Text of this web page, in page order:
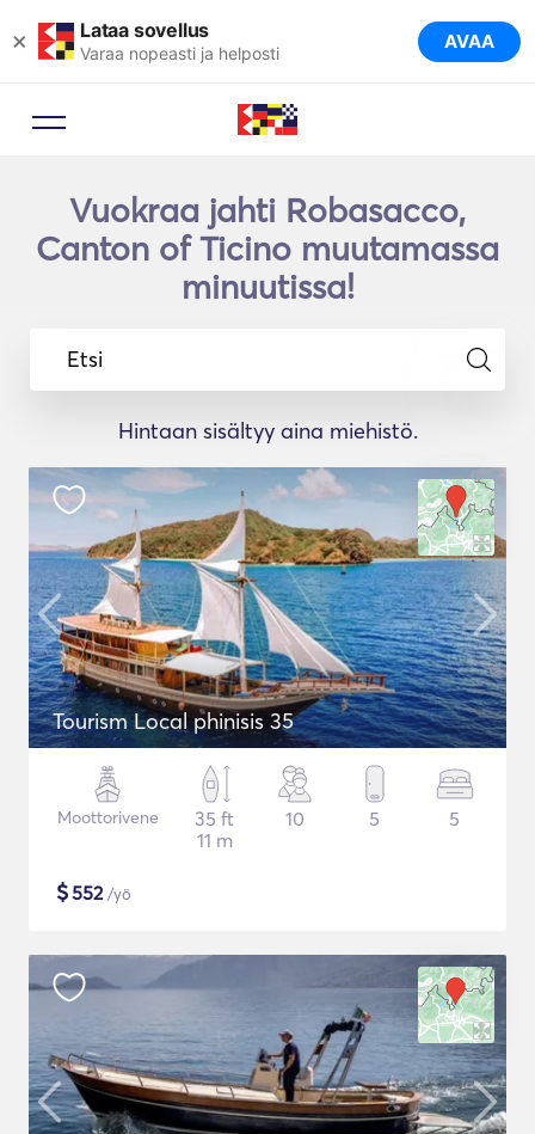
× Lataa sovellus
Varaa nopeasti ja helposti AVAA
Vuokraa jahti Robasacco,
Canton of Ticino muutamassa
minuutissa!
Etsi
Hintaan sisältyy aina miehistö.
Tourism Local phinisis 35
Moottorivene
35 ft
11 m
10 5 5
$552/yö
Anna matka-asiantuntijan
ehdottaa ihanteellisia jahteja
matkallesi.